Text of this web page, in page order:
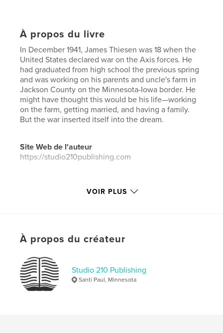
À propos du livre
In December 1941, James Thiesen was 18 when the
United States declared war on the Axis forces. He
had graduated from high school the previous spring
and was working on his parents and uncle's farm in
Jackson County on the Minnesota-Iowa border. He
might have thought this would be his life—working
on the farm, getting married, and having a family.
But the war inserted itself into the dream.
Site Web de l'auteur
https://studio210publishing.com
Caractéristiques et détails
mémoires
# de pages:
ISBN
Couverture rigide imprimée: 9798985690149
VOIR PLUS
À propos du créateur
Studio 210 Publishing
Santi Paul, Minnesota